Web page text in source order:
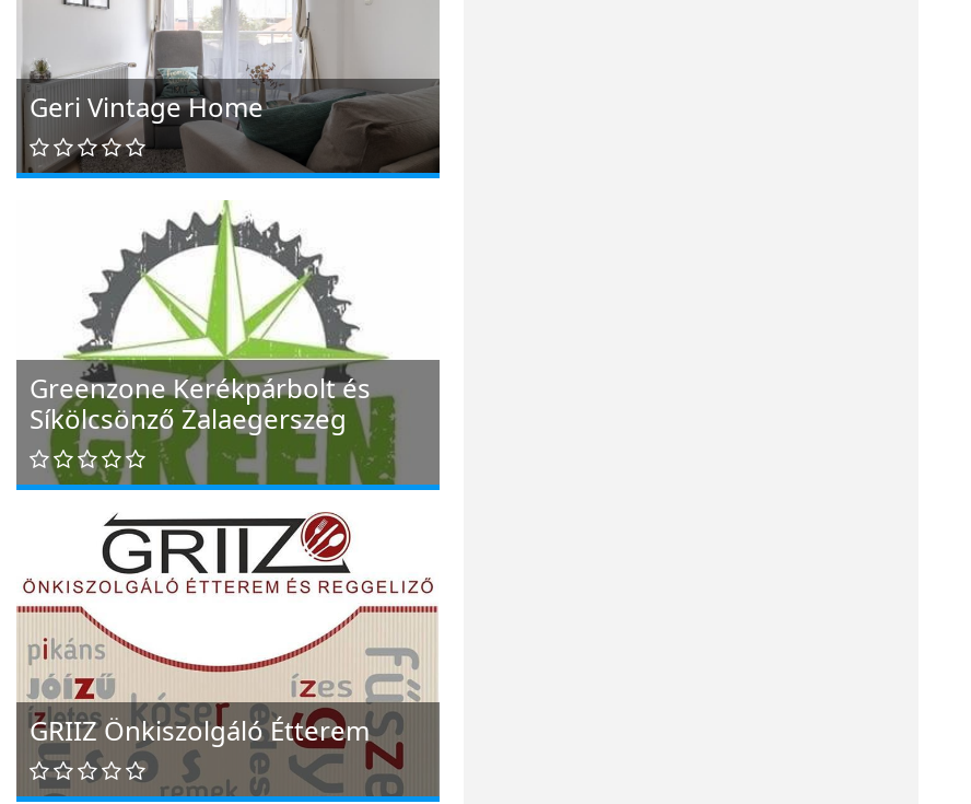
Geri Vintage Home
Greenzone Kerékpárbolt és
Síkölcsönző Zalaegerszeg
GRIIZ Önkiszolgáló Étterem